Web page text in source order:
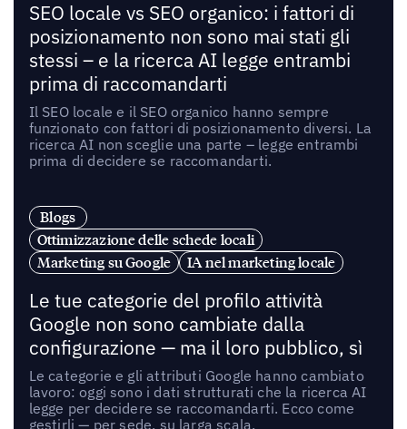
SEO locale vs SEO organico: i fattori di
posizionamento non sono mai stati gli
stessi – e la ricerca AI legge entrambi
prima di raccomandarti
Il SEO locale e il SEO organico hanno sempre
funzionato con fattori di posizionamento diversi. La
ricerca AI non sceglie una parte – legge entrambi
prima di decidere se raccomandarti.
Blogs
Ottimizzazione delle schede locali
Marketing su Google
IA nel marketing locale
Le tue categorie del profilo attività
Google non sono cambiate dalla
configurazione — ma il loro pubblico, sì
Le categorie e gli attributi Google hanno cambiato
lavoro: oggi sono i dati strutturati che la ricerca AI
legge per decidere se raccomandarti. Ecco come
gestirli — per sede, su larga scala.